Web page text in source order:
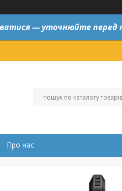
— уточнюйте перед
Про нас